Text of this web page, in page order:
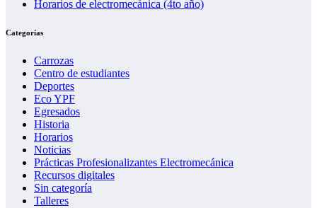
Horarios de electromecánica (4to año)
Categorías
Carrozas
Centro de estudiantes
Deportes
Eco YPF
Egresados
Historia
Horarios
Noticias
Prácticas Profesionalizantes Electromecánica
Recursos digitales
Sin categoría
Talleres